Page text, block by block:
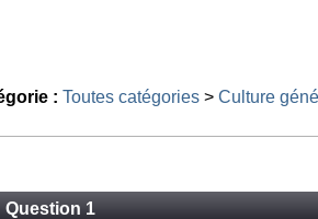
: Toutes catégories > Culture
Question 1